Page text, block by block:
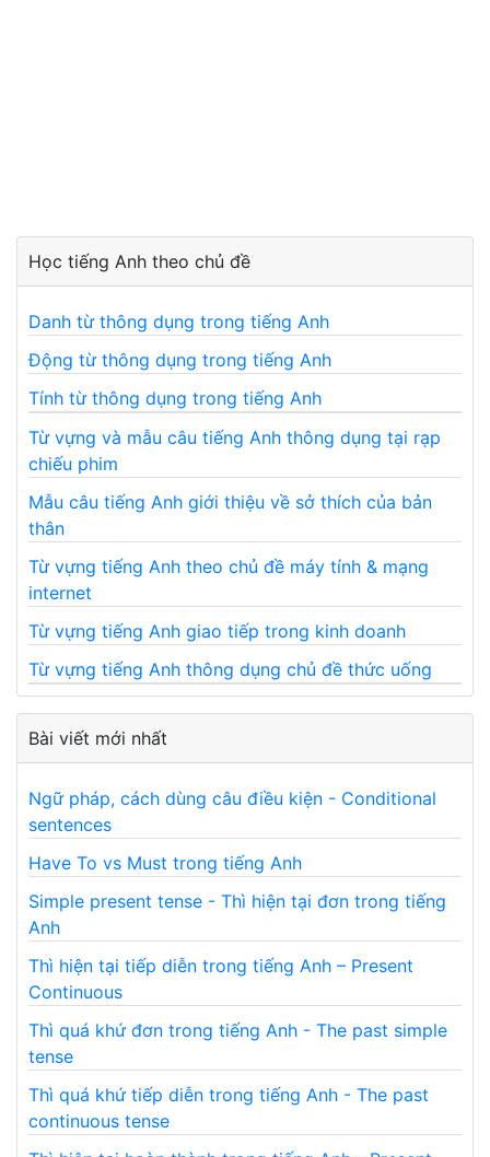
Học tiếng Anh theo chủ đề
Danh từ thông dụng trong tiếng Anh
Động từ thông dụng trong tiếng Anh
Tính từ thông dụng trong tiếng Anh
Từ vựng và mẫu câu tiếng Anh thông dụng tại rạp
chiếu phim
Mẫu câu tiếng Anh giới thiệu về sở thích của bản
thân
Từ vựng tiếng Anh theo chủ đề máy tính & mạng
internet
Từ vựng tiếng Anh giao tiếp trong kinh doanh
Từ vựng tiếng Anh thông dụng chủ đề thức uống
Bài viết mới nhất
Ngữ pháp, cách dùng câu điều kiện - Conditional
sentences
Have To vs Must trong tiếng Anh
Simple present tense - Thì hiện tại đơn trong tiếng
Anh
Thì hiện tại tiếp diễn trong tiếng Anh – Present
Continuous
Thì quá khứ đơn trong tiếng Anh - The past simple
tense
Thì quá khứ tiếp diễn trong tiếng Anh - The past
continuous tense